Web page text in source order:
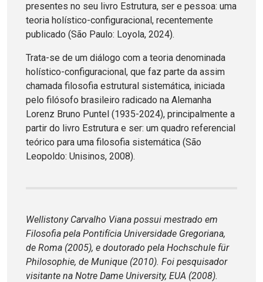
presentes no seu livro Estrutura, ser e pessoa: uma
teoria holístico-configuracional, recentemente
publicado (São Paulo: Loyola, 2024).
Trata-se de um diálogo com a teoria denominada
holístico-configuracional, que faz parte da assim
chamada filosofia estrutural sistemática, iniciada
pelo filósofo brasileiro radicado na Alemanha
Lorenz Bruno Puntel (1935-2024), principalmente a
partir do livro Estrutura e ser: um quadro referencial
teórico para uma filosofia sistemática (São
Leopoldo: Unisinos, 2008).
Wellistony Carvalho Viana possui mestrado em
Filosofia pela Pontifícia Universidade Gregoriana,
de Roma (2005), e doutorado pela Hochschule für
Philosophie, de Munique (2010). Foi pesquisador
visitante na Notre Dame University, EUA (2008).